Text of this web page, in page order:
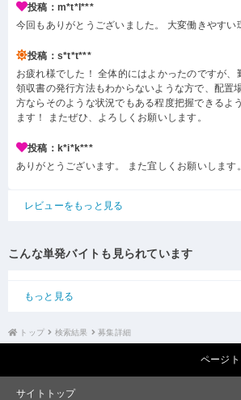
投稿：m*t*l***
今回もありがとうございました。 大変働きやすい
投稿：s*t*t***
お疲れ様でした！ 全体的にはよかったのですが
領収書の発行方法もわからないような方で、配置
方ならそのような状況でもある程度把握できるよ
ます！ またぜひ、よろしくお願いします。
投稿：k*i*k***
ありがとうございます。 また宜しくお願いします。
レビューをもっと見る
こんな単発バイトも見られています
もっと見る
トップ 検索結果 募集詳細
ページ
サイトトップ